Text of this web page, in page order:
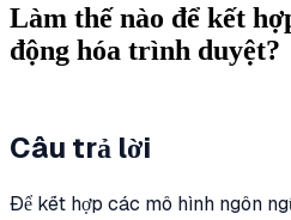
Làm thế nào để kết
động hóa trình duyệt?
Câu trả lời
Để kết hợp các mô hình ngôn